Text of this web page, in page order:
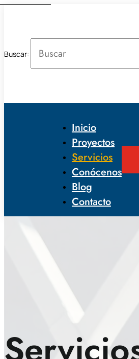
Buscar:
Inicio
Proyectos
Servicios
Conócenos
Blog
Contacto